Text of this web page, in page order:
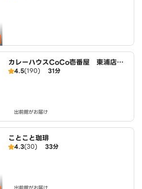
カレーハウスCoCo壱番屋 東浦店（S
D）
4.5(190) 31分
出前館がお届け
ことこと珈琲
4.3(30) 33分